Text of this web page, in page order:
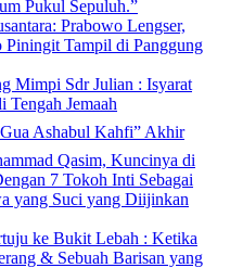
Pukul Sepuluh.”
Prabowo Lengser,
Tampil di Panggung
Mimpi Sdr Julian : Isyarat
Tengah Jemaah
Qasim, Kuncinya di
7 Tokoh Inti Sebagai
yang Suci yang Diijinkan
ke Bukit Lebah : Ketika
& Sebuah Barisan yang